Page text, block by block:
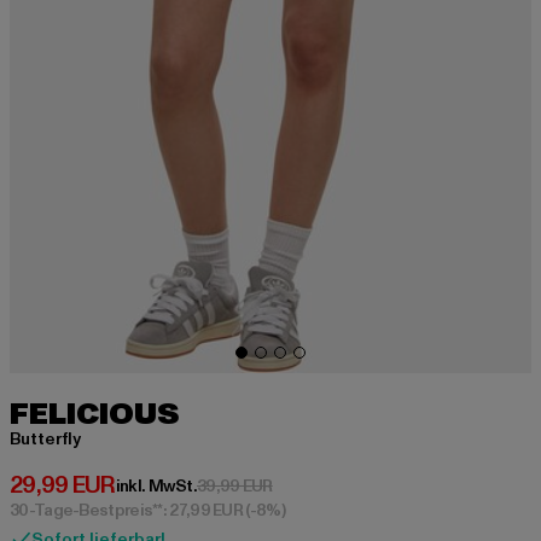
FELICIOUS
Butterfly
29,99 EUR
Derzeitiger Preis: 29,99 EUR
inkl. MwSt.39,99 EURAktionspreis: 39,99 EUR
30-Tage-Bestpreis**: 27,99 EUR(-8%)